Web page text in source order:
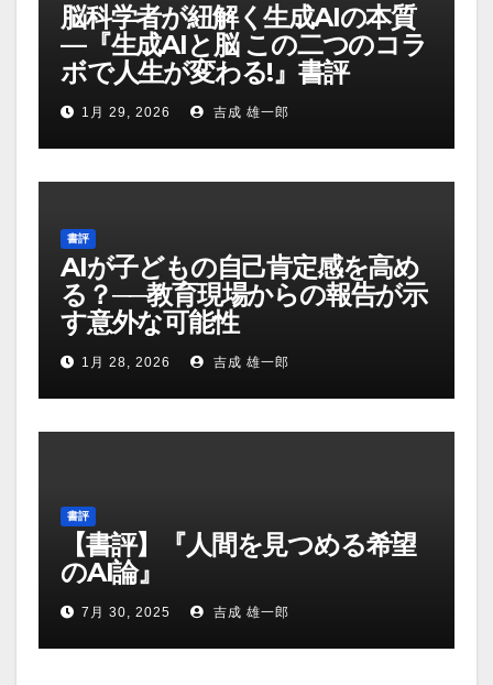
脳科学者が紐解く生成AIの本質
—『生成AIと脳 この二つのコラ
ボで人生が変わる!』書評
1月 29, 2026 吉成 雄一郎
書評
AIが子どもの自己肯定感を高め
る？──教育現場からの報告が示
す意外な可能性
1月 28, 2026 吉成 雄一郎
書評
【書評】『人間を見つめる希望
のAI論』
7月 30, 2025 吉成 雄一郎